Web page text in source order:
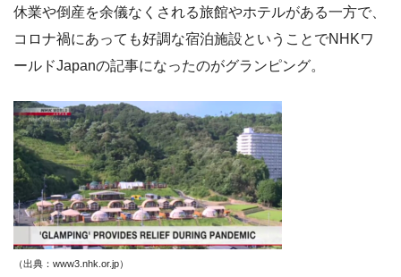
休業や倒産を余儀なくされる旅館やホテルがある一方で、
コロナ禍にあっても好調な宿泊施設ということでNHKワ
ールドJapanの記事になったのがグランピング。
（出典：www3.nhk.or.jp）